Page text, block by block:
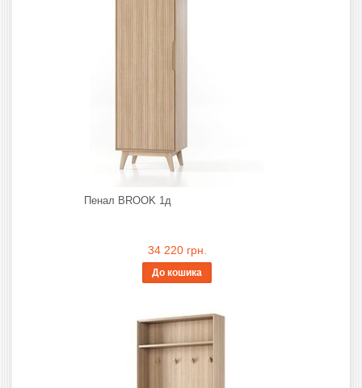
Пенал BROOK 1д
34 220 грн.
До кошика